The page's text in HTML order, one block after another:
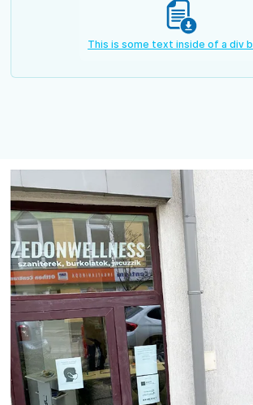
This is some text inside of a div